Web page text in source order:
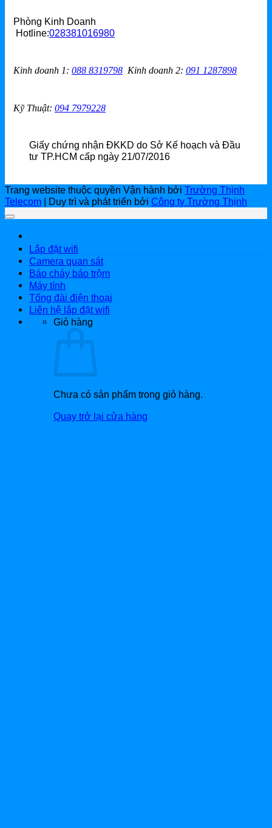
Phòng Kinh Doanh
Hotline:028381016980
Kinh doanh 1: 088 8319798 Kinh doanh 2: 091 1287898
Kỹ Thuật: 094 7979228
Giấy chứng nhận ĐKKD do Sở Kế hoạch và Đầu
tư TP.HCM cấp ngày 21/07/2016
Trang website thuộc quyền Vận hành bởi Trường Thịnh
Telecom | Duy trì và phát triển bởi Công ty Trường Thịnh
Lắp đặt wifi
Camera quan sát
Báo cháy báo trộm
Máy tính
Tổng đài điện thoại
Liên hệ lắp đặt wifi
Giỏ hàng
Chưa có sản phẩm trong giỏ hàng.
Quay trở lại cửa hàng